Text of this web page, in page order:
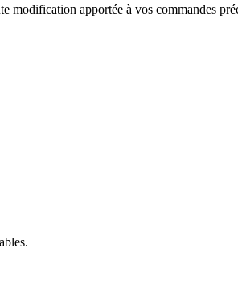
modification apportée à vos commandes